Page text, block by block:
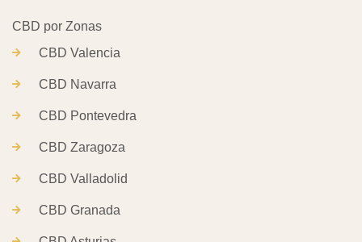
CBD Valencia
CBD Navarra
CBD Pontevedra
CBD Zaragoza
CBD Valladolid
CBD Granada